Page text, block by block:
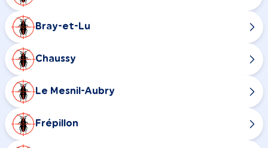
Bray-et-Lu
Chaussy
Le Mesnil-Aubry
Frépillon